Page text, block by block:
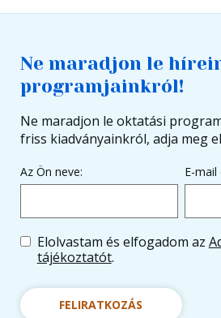
Ne maradjon le
programjainkról!
Ne maradjon le oktatási
friss kiadványainkról, adja meg
Az Ön neve: E-mail
Elolvastam és elfogadom az
tájékoztatót.
FELIRATKOZÁS